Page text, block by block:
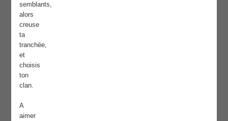
semblants,
alors
creuse
ta
tranchée,
et
choisis
ton
clan.
A
aimer